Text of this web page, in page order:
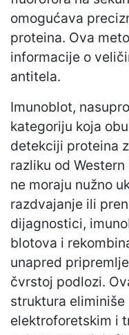
omogućava
proteina. Ova
informacije o
antitela.
Imunoblot,
kategoriju koja
detekciji proteina
razliku od
ne moraju nužno
razdvajanje ili
dijagnostici,
blotova i
unapred
čvrstoj podlozi.
struktura
elektroforetskim i